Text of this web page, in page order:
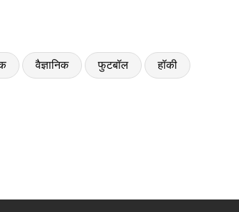
वैज्ञानिक फुटबॉल हॉकी